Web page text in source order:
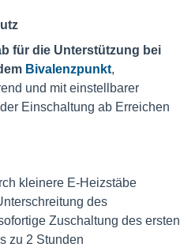
für die Unterstützung bei
Bivalenzpunkt,
und mit einstellbarer
Einschaltung ab Erreichen
kleinere E-Heizstäbe
des
Zuschaltung des ersten
zu 2 Stunden